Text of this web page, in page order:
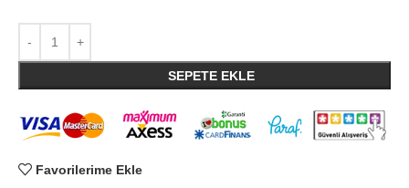
SEPETE EKLE
Favorilerime Ekle